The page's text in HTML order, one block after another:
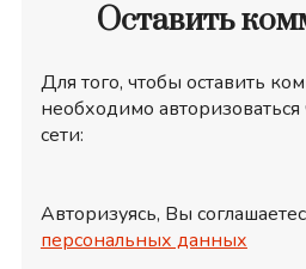
Оставить
Для того, чтобы оставить
необходимо
сети:
Авторизуясь, Вы
персональных данных